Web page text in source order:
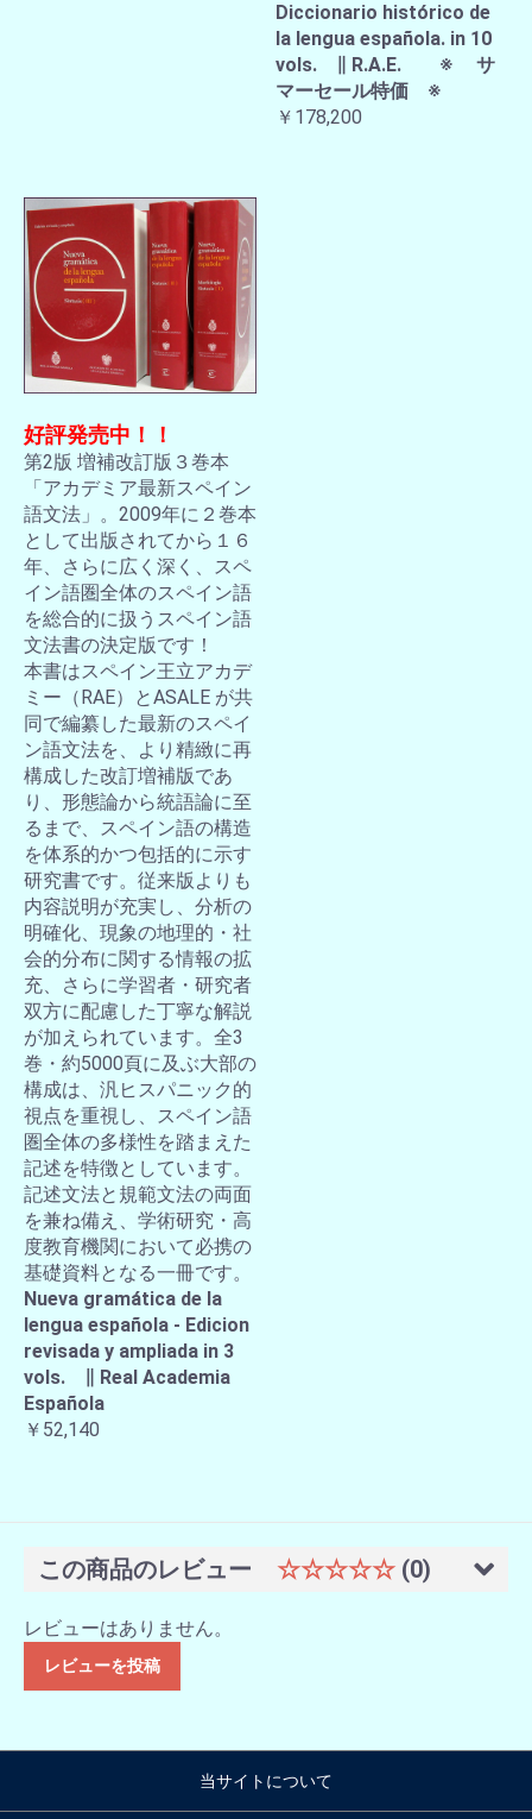
Diccionario histórico de
la lengua española. in 10
vols. ∥ R.A.E. ※ サ
マーセール特価 ※
￥178,200
好評発売中！！
第2版 増補改訂版３巻本
「アカデミア最新スペイン
語文法」。2009年に２巻本
として出版されてから１６
年、さらに広く深く、スペ
イン語圏全体のスペイン語
を総合的に扱うスペイン語
文法書の決定版です！
本書はスペイン王立アカデ
ミー（RAE）とASALE が共
同で編纂した最新のスペイ
ン語文法を、より精緻に再
構成した改訂増補版であ
り、形態論から統語論に至
るまで、スペイン語の構造
を体系的かつ包括的に示す
研究書です。従来版よりも
内容説明が充実し、分析の
明確化、現象の地理的・社
会的分布に関する情報の拡
充、さらに学習者・研究者
双方に配慮した丁寧な解説
が加えられています。全3
巻・約5000頁に及ぶ大部の
構成は、汎ヒスパニック的
視点を重視し、スペイン語
圏全体の多様性を踏まえた
記述を特徴としています。
記述文法と規範文法の両面
を兼ね備え、学術研究・高
度教育機関において必携の
基礎資料となる一冊です。
Nueva gramática de la
lengua española - Edicion
revisada y ampliada in 3
vols. ∥ Real Academia
Española
￥52,140
この商品のレビュー ☆☆☆☆☆ (0)
レビューはありません。
レビューを投稿
当サイトについて